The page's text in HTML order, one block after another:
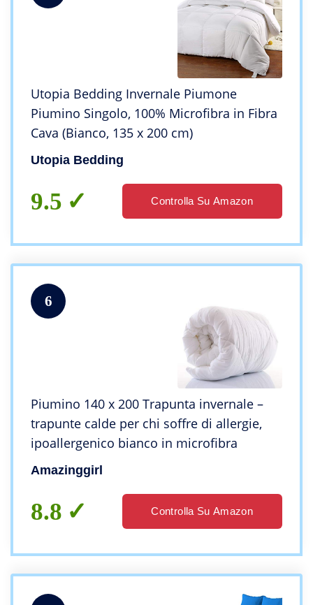
Utopia Bedding Invernale Piumone
Piumino Singolo, 100% Microfibra in Fibra
Cava (Bianco, 135 x 200 cm)
Utopia Bedding
9.5 Controlla Su Amazon
6
Piumino 140 x 200 Trapunta invernale –
trapunte calde per chi soffre di allergie,
ipoallergenico bianco in microfibra
Amazinggirl
8.8 Controlla Su Amazon